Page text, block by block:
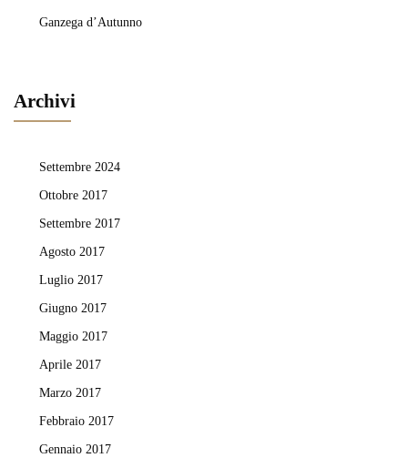
Ganzega d’Autunno
Archivi
Settembre 2024
Ottobre 2017
Settembre 2017
Agosto 2017
Luglio 2017
Giugno 2017
Maggio 2017
Aprile 2017
Marzo 2017
Febbraio 2017
Gennaio 2017